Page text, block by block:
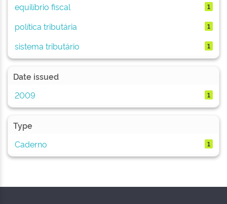
equilíbrio fiscal
1
política tributária 1
sistema tributário 1
Date issued
2009
1
Type
Caderno
1